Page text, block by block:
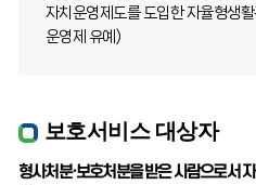
자치운영제도를 도입한 자율형생
운영제 유예)
보호서비스 대상자
형사처분·보호처분을 받은 사람으로서